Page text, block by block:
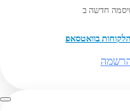
בוואטסאפ